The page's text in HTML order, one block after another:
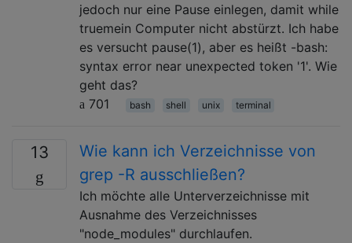
jedoch nur eine Pause einlegen, damit while
truemein Computer nicht abstürzt. Ich habe
es versucht pause(1), aber es heißt -bash:
syntax error near unexpected token '1'. Wie
geht das?
701
bash shell unix terminal
13
Wie kann ich Verzeichnisse von
grep -R ausschließen?
Ich möchte alle Unterverzeichnisse mit
Ausnahme des Verzeichnisses
"node_modules" durchlaufen.